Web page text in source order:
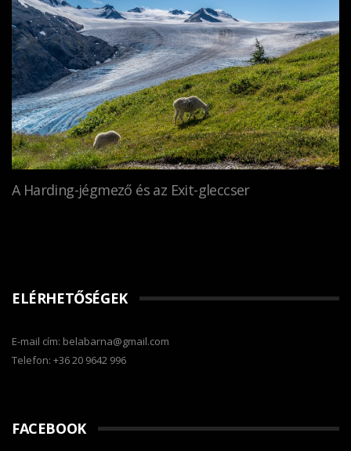
A Harding-jégmező és az Exit-gleccser
ELÉRHETŐSÉGEK
E-mail cím: belabarna@gmail.com
Telefon: +36 20 9642 996
FACEBOOK